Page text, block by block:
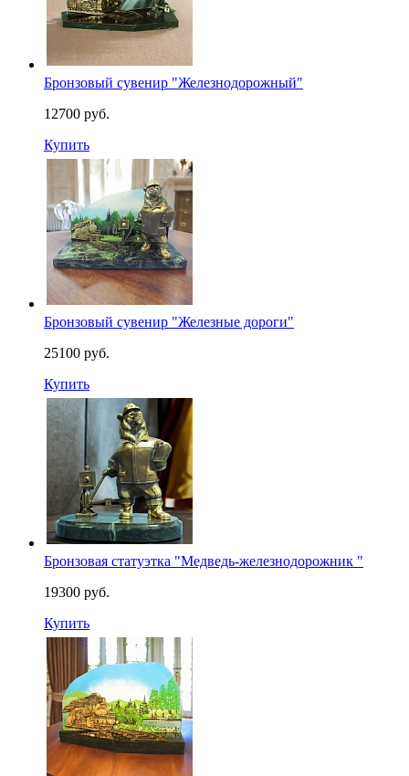
Бронзовый сувенир "Железнодорожный"
12700 руб.
Купить
Бронзовый сувенир "Железные дороги"
25100 руб.
Купить
Бронзовая статуэтка "Медведь-железнодорожник "
19300 руб.
Купить